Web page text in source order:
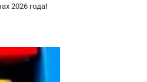
2026 года!